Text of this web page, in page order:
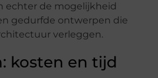
echter de mogelijkheid
gedurfde ontwerpen die
verleggen.
kosten en tijd